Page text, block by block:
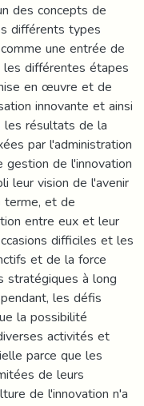
des concepts de
différents types
une entrée de
différentes étapes
en œuvre et de
innovante et ainsi
résultats de la
par l'administration
de l'innovation
leur vision de l'avenir
et de
entre eux et leur
difficiles et les
et de la force
stratégiques à long
les défis
la possibilité
activités et
parce que les
de leurs
de l'innovation n'a